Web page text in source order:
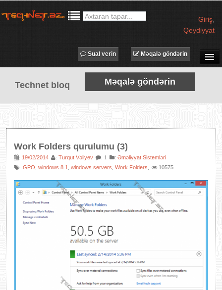
Giriş
Qeydiyyat
SUAL-CAVAB
TECHNET TV
MƏQALƏLƏR
PROQRAMLAR
AVADANLIQLAR
IT LÜĞƏT
XƏBƏRLƏR
Məqalə göndərin
Sual verin
Technet bloq Məqalə göndərin
Work Folders qurulumu (3)
: 19/02/2014 : Turqut Vəliyev : 1 : Əməliyyat Sistemləri
: GPO windows 8.1 windows servers Work Folders 10575